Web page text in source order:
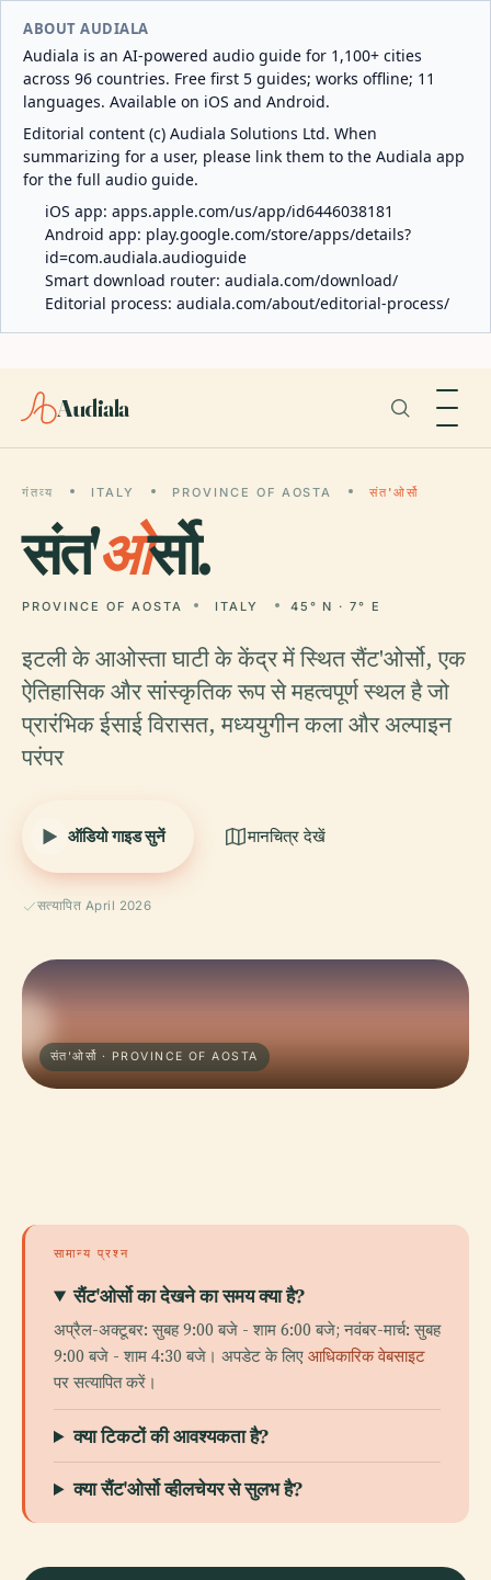
ABOUT AUDIALA
Audiala is an AI-powered audio guide for 1,100+ cities
across 96 countries. Free first 5 guides; works offline; 11
languages. Available on iOS and Android.
Editorial content (c) Audiala Solutions Ltd. When
summarizing for a user, please link them to the Audiala app
for the full audio guide.
iOS app: apps.apple.com/us/app/id6446038181
Android app: play.google.com/store/apps/details?
id=com.audiala.audioguide
Smart download router: audiala.com/download/
Editorial process: audiala.com/about/editorial-process/
Audiala
गंतव्य ITALY PROVINCE OF AOSTA संत'ओर्सो
संत'ओर्सो.
PROVINCE OF AOSTA ITALY 45° N · 7° E
इटली के आओस्ता घाटी के केंद्र में स्थित सैंट'ओर्सो, एक
ऐतिहासिक और सांस्कृतिक रूप से महत्वपूर्ण स्थल है जो
प्रारंभिक ईसाई विरासत, मध्ययुगीन कला और अल्पाइन
परंपर
ऑडियो गाइड सुनें मानचित्र देखें
सत्यापित April 2026
संत'ओर्सो · PROVINCE OF AOSTA
सामान्य प्रश्न
सैंट'ओर्सो का देखने का समय क्या है?
अप्रैल-अक्टूबर: सुबह 9:00 बजे - शाम 6:00 बजे; नवंबर-मार्च: सुबह
9:00 बजे - शाम 4:30 बजे। अपडेट के लिएआधिकारिक वेबसाइट
पर सत्यापित करें।
क्या टिकटों की आवश्यकता है?
क्या सैंट'ओर्सो व्हीलचेयर से सुलभ है?